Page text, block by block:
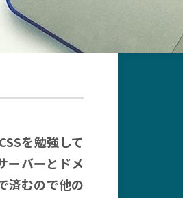
を勉強して
ーバーとドメ
済むので他の